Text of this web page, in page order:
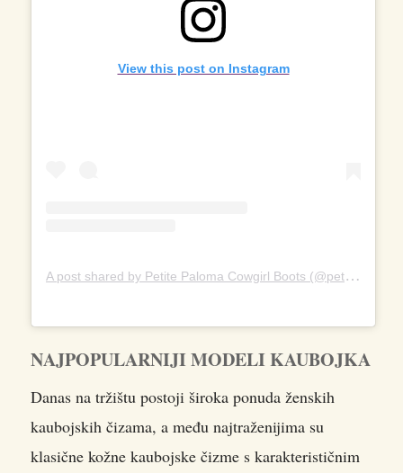
View this post on Instagram
A
post shared by Petite Paloma Cowgirl Boots (@petitepaloma)
NAJPOPULARNIJI MODELI KAUBOJKA
Danas na tržištu postoji široka ponuda ženskih
kaubojskih čizama, a među najtraženijima su
klasične kožne kaubojske čizme s karakterističnim